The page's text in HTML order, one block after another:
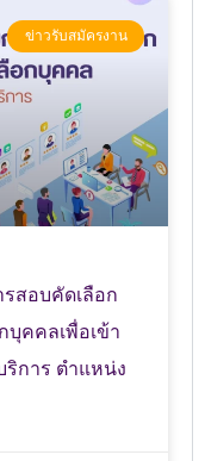
ข่าวรับสมัครงาน
สอบคัดเลือก
บุคคลเพื่อเข้า
ริการ ตำแหน่ง